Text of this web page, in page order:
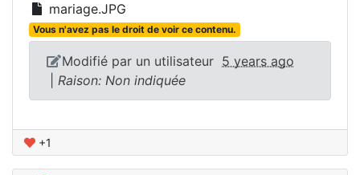
mariage.JPG
Vous n'avez pas le droit de voir ce contenu.
Modifié par un utilisateur 5 years ago
Raison: Non indiquée
+1